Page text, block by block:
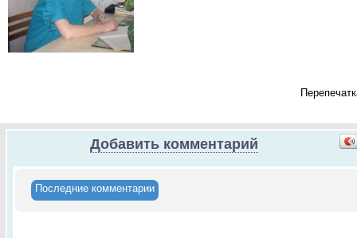
Добавить комментарий
Последние комментарии